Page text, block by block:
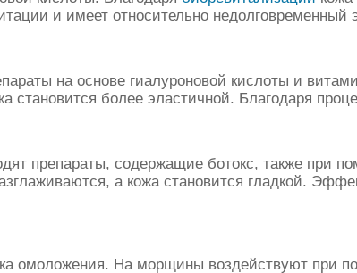
и имеет относительно недолговременный
на основе гиалуроновой кислоты и
становится более эластичной. Благодаря
препараты, содержащие ботокс, также при
а кожа становится гладкой.
омоложения. На морщины воздействуют при